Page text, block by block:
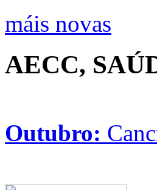
máis novas
AECC,
Outubro: